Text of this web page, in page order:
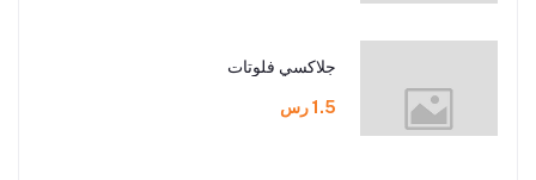
جلاكسي فلوتات
1.5 رس